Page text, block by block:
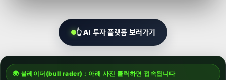
👆 AI 투자 플랫폼 보러가기
🌍 불레이더(bull rader) : 아래 사진 클릭하면 접속됩니다